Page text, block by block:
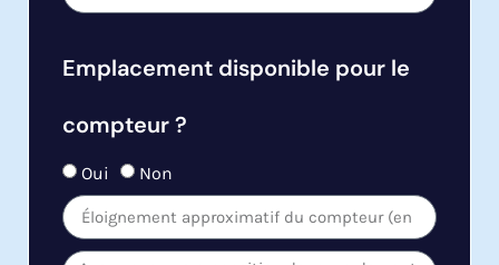
Emplacement disponible pour le
compteur ?
Oui Non